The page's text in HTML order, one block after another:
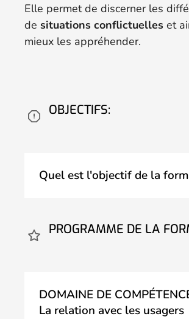
Elle permet de discerner les
de situations conflictuelles et
mieux les appréhender.
OBJECTIFS:
Quel est l'objectif de la
PROGRAMME DE LA
DOMAINE DE
La relation avec les usagers